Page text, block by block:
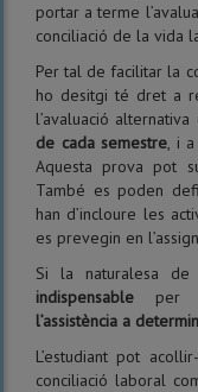
portar a terme
conciliació de la vida
Per tal de facilitar la
ho desitgi té dret a
l’avaluació alternativa
de cada semestre, i a
Aquesta prova pot
També es poden
han d’incloure les
es prevegin en
Si la naturalesa de
indispensable per
l’assistència a
L’estudiant pot
conciliació laboral